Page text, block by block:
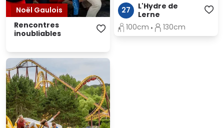
Noël Gaulois
Rencontres
inoubliables
27
L'Hydre de
Lerne
100cm
130cm